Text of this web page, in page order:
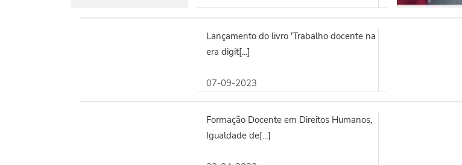
Lançamento do livro 'Trabalho docente na
era digit[...]
07-09-2023
Formação Docente em Direitos Humanos,
Igualdade de[...]